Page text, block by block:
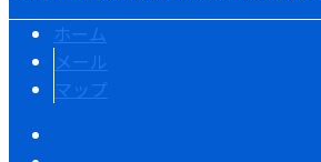
ホーム
メール
マップ